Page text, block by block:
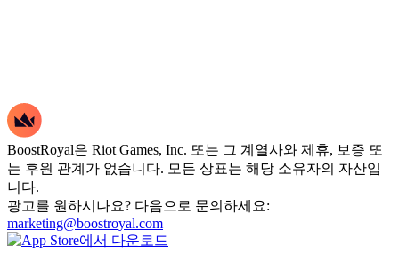
BoostRoyal은 Riot Games, Inc. 또는 그 계열사와 제휴, 보증 또
는 후원 관계가 없습니다. 모든 상표는 해당 소유자의 자산입
니다.
광고를 원하시나요? 다음으로 문의하세요:
marketing@boostroyal.com